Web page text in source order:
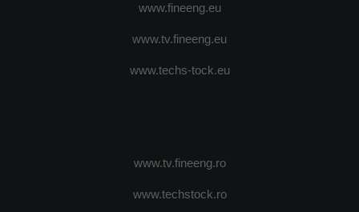
www.fineeng.eu
www.tv.fineeng.eu
www.techs-tock.eu
www.tv.fineeng.ro
www.techstock.ro